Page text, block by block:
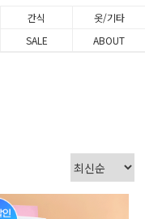
간식
옷/기타
SALE ABOUT